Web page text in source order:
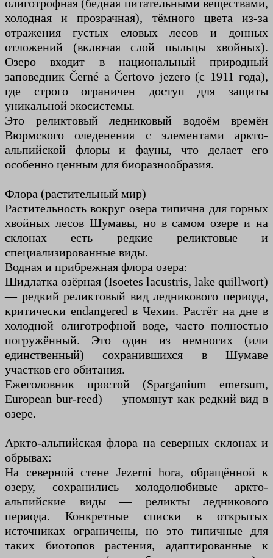
олиготрофная (бедная питательными веществами,
холодная и прозрачная), тёмного цвета из-за
отражения густых еловых лесов и донных
отложений (включая слой пыльцы хвойных).
Озеро входит в национальный природный
заповедник Černé a Čertovo jezero (с 1911 года),
где строго ограничен доступ для защиты
уникальной экосистемы.
Это реликтовый ледниковый водоём времён
Вюрмского оледенения с элементами аркто-
альпийской флоры и фауны, что делает его
особенно ценным для биоразнообразия.
Флора (растительный мир)
Растительность вокруг озера типична для горных
хвойных лесов Шумавы, но в самом озере и на
склонах есть редкие реликтовые и
специализированные виды.
Водная и прибрежная флора озера:
Шидлатка озёрная (Isoetes lacustris, lake quillwort)
— редкий реликтовый вид ледникового периода,
критически endangered в Чехии. Растёт на дне в
холодной олиготрофной воде, часто полностью
погружённый. Это один из немногих (или
единственный) сохранившихся в Шумаве
участков его обитания.
Ежеголовник простой (Sparganium emersum,
European bur-reed) — упомянут как редкий вид в
озере.
Аркто-альпийская флора на северных склонах и
обрывах:
На северной стене Jezerní hora, обращённой к
озеру, сохранились холодолюбивые аркто-
альпийские виды — реликты ледникового
периода. Конкретные списки в открытых
источниках ограничены, но это типичные для
таких биотопов растения, адаптированные к